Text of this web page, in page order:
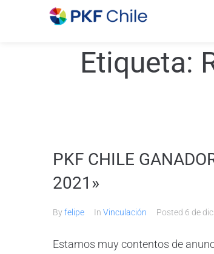
Etiqueta:
PKF CHILE
2021»
Byfelipe In Vinculación Posted 6 de
Estamos muy contentos de